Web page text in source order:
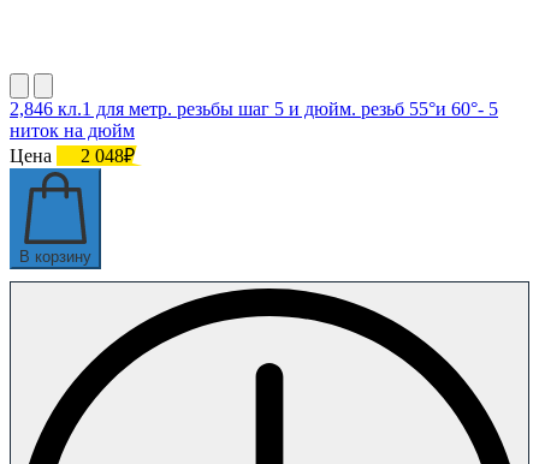
2,846 кл.1 для метр. резьбы шаг 5 и дюйм. резьб 55°и 60°- 5
ниток на дюйм
Цена
2 048₽
В корзину